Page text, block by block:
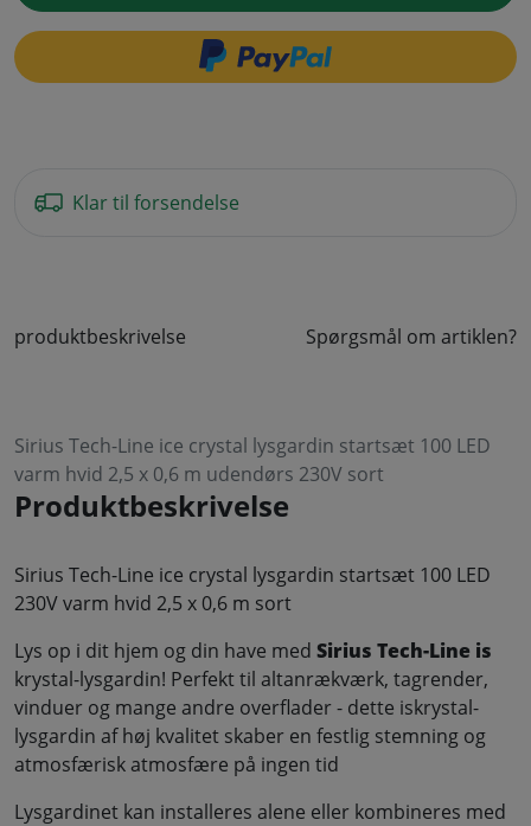
Klar til forsendelse
produktbeskrivelse Spørgsmål om artiklen?
Sirius Tech-Line ice crystal lysgardin startsæt 100 LED
varm hvid 2,5 x 0,6 m udendørs 230V sort
Produktbeskrivelse
Sirius Tech-Line ice crystal lysgardin startsæt 100 LED
230V varm hvid 2,5 x 0,6 m sort
Lys op i dit hjem og din have med Sirius Tech-Line is
krystal-lysgardin! Perfekt til altanrækværk, tagrender,
vinduer og mange andre overflader - dette iskrystal-
lysgardin af høj kvalitet skaber en festlig stemning og
atmosfærisk atmosfære på ingen tid
Lysgardinet kan installeres alene eller kombineres med